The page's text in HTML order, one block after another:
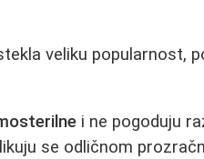
veliku popularnost,
i ne pogoduju
se odličnom